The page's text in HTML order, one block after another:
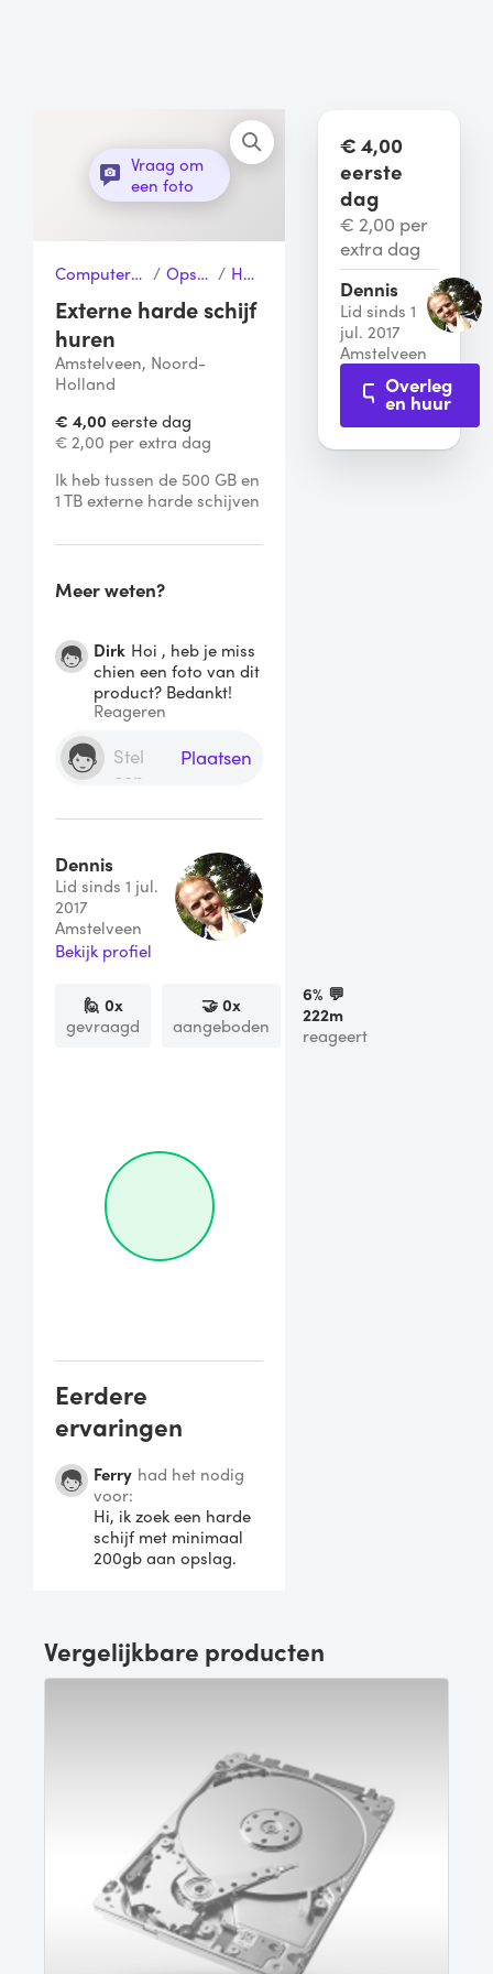
Vraag om
een foto
Computers, Telefoons & Toebehoren / Opslagapparaten / Harde schijf
Externe harde schijf
huren
Amstelveen, Noord-
Holland
€ 4,00 eerste dag
€ 2,00 per extra dag
Ik heb tussen de 500 GB en
1 TB externe harde schijven
Meer weten?
Dirk Hoi , heb je miss
chien een foto van dit
product? Bedankt!
Reageren
Plaatsen
Dennis
Lid sinds 1 jul.
2017
Amstelveen
Bekijk profiel
🙋 0x
gevraagd
🤝0x
aangeboden
6% 💬
222m
reageert
Eerdere
ervaringen
Ferry had het nodig
voor:
Hi, ik zoek een harde
schijf met minimaal
200gb aan opslag.
Vergelijkbare producten
€ 4,00
eerste
dag
€ 2,00 per
extra dag
Dennis
Lid sinds 1
jul. 2017
Amstelveen
Overleg
en huur